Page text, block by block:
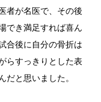
者が名医で、その後
でき満足すれば喜ん
合後に自分の骨折は
らすっきりとした表
と思いました。